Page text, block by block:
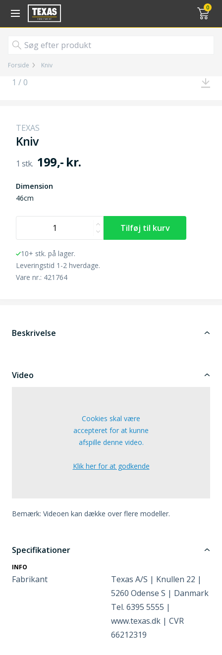
0
Gå til kurv (
Forside Kniv
1 / 0
TEXAS
Kniv
199,- kr.
Dimension
46cm
10+ stk. på lager.
Leveringstid 1-2 hverdage.
Vare nr.: 421764
Beskrivelse
Video
Cookies skal være
accepteret for at kunne
afspille denne video.
Klik her for at godkende
Bemærk: Videoen kan dække over flere modeller.
Specifikationer
INFO
Fabrikant
Texas A/S | Knullen 22 |
5260 Odense S | Danmark
Tel. 6395 5555 |
www.texas.dk | CVR
66212319